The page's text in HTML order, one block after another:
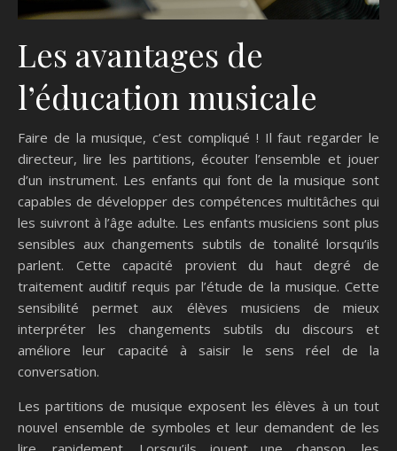
Les avantages de
l’éducation musicale
Faire de la musique, c’est compliqué ! Il faut regarder le
directeur, lire les partitions, écouter l’ensemble et jouer
d’un instrument. Les enfants qui font de la musique sont
capables de développer des compétences multitâches qui
les suivront à l’âge adulte. Les enfants musiciens sont plus
sensibles aux changements subtils de tonalité lorsqu’ils
parlent. Cette capacité provient du haut degré de
traitement auditif requis par l’étude de la musique. Cette
sensibilité permet aux élèves musiciens de mieux
interpréter les changements subtils du discours et
améliore leur capacité à saisir le sens réel de la
conversation.
Les partitions de musique exposent les élèves à un tout
nouvel ensemble de symboles et leur demandent de les